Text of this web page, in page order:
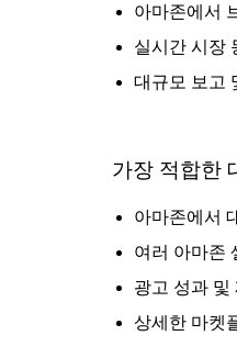
아마존에서
실시간 시장
대규모 보고
가장 적합한
아마존에서
여러 아마존
광고 성과 및
상세한 마켓